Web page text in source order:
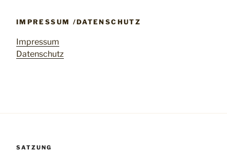
IMPRESSUM /DATENSCHUTZ
Impressum
Datenschutz
SATZUNG